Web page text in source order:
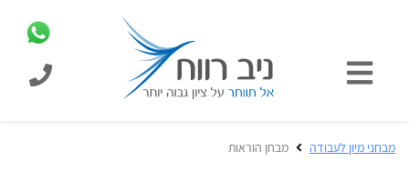
כניסת
תלמידים
המוצרים
מבחני מיון לעבודה מבחן הוראות